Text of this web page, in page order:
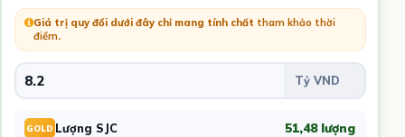
Giá trị quy đổi dưới đây chỉ mang tính chất tham khảo thời
điểm.
GOLD Lượng SJC 51,48 lượng